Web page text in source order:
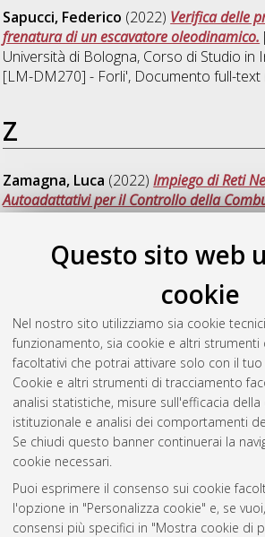
Questo sito web
cookie
Nel nostro sito utilizziamo sia cookie
funzionamento, sia cookie e altri strumenti
facoltativi che potrai attivare solo con il
Cookie e altri strumenti di tracciamento
analisi statistiche, misure sull'efficacia
istituzionale e analisi dei comportamenti
Se chiudi questo banner continuerai la
cookie necessari.
Puoi esprimere il consenso sui cookie
l'opzione in "Personalizza cookie" e, se
consensi più specifici in "Mostra cookie di
Sapucci, Federico (2022) Verifica delle
frenatura di un escavatore oleodinamico.
Università di Bologna, Corso di Studio in
[LM-DM270] - Forli', Documento full-
Z
Zamagna, Luca (2022)Impiego di Reti
Autoadattativi per il Controllo della
magistrale], Università di Bologna, Corso
text non disponibile
(2022)Sviluppo di
Challenge.[Laurea], Università di
Ingegneria meccanica [L-DM270] - Forli',
non disponibile
Questa lista e' stata generata ilThu
Atom
Rss 1.0